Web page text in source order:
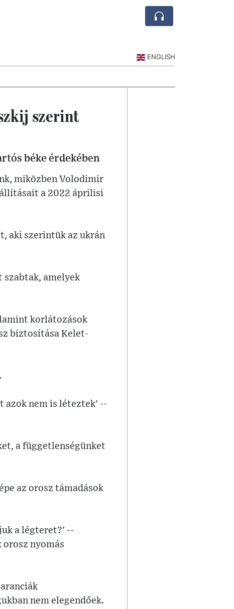
ENGLISH
szerint
béke érdekében
miközben Volodimir
a 2022 áprilisi
aki szerintük az ukrán
amelyek
korlátozások
biztosítása Kelet-
azok nem is léteztek' --
a függetlenségünket
az orosz támadások
a légteret?' --
nyomás
nem elegendőek.